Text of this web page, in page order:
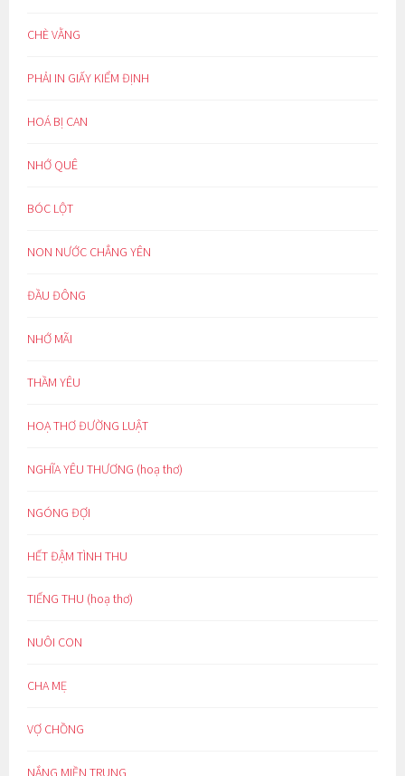
CHÈ VẰNG
PHẢI IN GIẤY KIỂM ĐỊNH
HOÁ BỊ CAN
NHỚ QUÊ
BÓC LỘT
NON NƯỚC CHẲNG YÊN
ĐẦU ĐÔNG
NHỚ MÃI
THẦM YÊU
HOẠ THƠ ĐƯỜNG LUẬT
NGHĨA YÊU THƯƠNG (hoạ thơ)
NGÓNG ĐỢI
HẾT ĐẬM TÌNH THU
TIẾNG THU (hoạ thơ)
NUÔI CON
CHA MẸ
VỢ CHỒNG
NẮNG MIỀN TRUNG